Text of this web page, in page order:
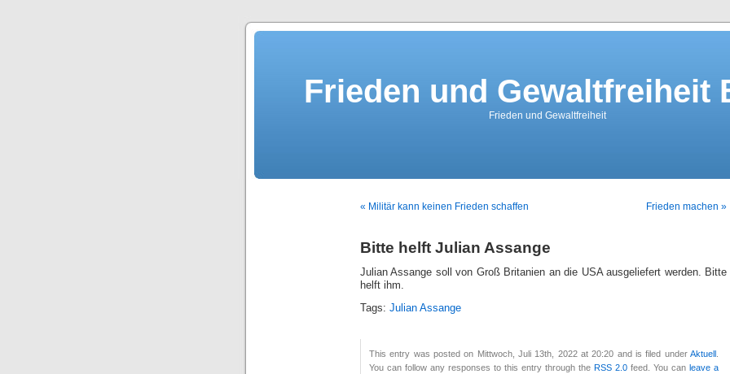
Frieden und Gewaltfreiheit
Frieden und Gewaltfreiheit
« Militär kann keinen Frieden schaffen Frieden machen »
Bitte helft Julian Assange
Julian Assange soll von Groß Britanien an die USA ausgeliefert werden. Bitte
helft ihm.
Tags: Julian Assange
This entry was posted on Mittwoch, Juli 13th, 2022 at 20:20 and is filed under Aktuell
You can follow any responses to this entry through the RSS 2.0 feed. You can leave a